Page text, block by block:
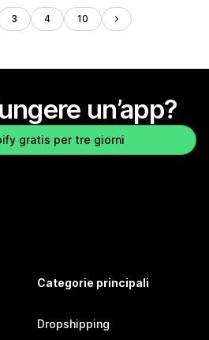
3 4 10
un’app?
gratis per tre giorni
Categorie principali
Dropshipping